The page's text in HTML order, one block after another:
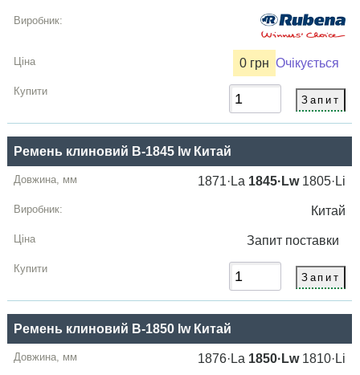
0 грн Очікується
Ремень клиновий B-1845 lw Китай
1871·La 1845·Lw1805·Li
Китай
Запит поставки
Ремень клиновий B-1850 lw Китай
1876·La 1850·Lw1810·Li